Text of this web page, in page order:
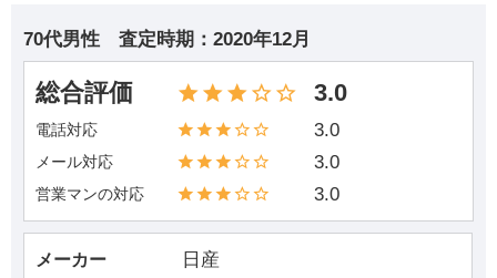
70代男性 査定時期： 2020年12月
総合評価 3.0
電話対応 3.0
メール対応 3.0
営業マンの対応 3.0
メーカー 日産